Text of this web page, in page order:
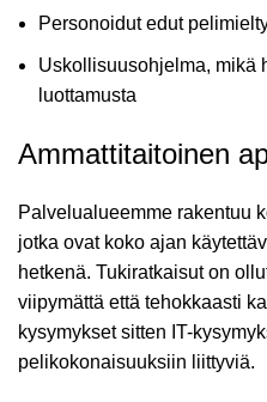
Personoidut edut
Uskollisuusohjelma, mikä
luottamusta
Ammattitaitoinen
Palvelualueemme rakentuu
jotka ovat koko ajan
hetkenä. Tukiratkaisut on
viipymättä että tehokkaasti
kysymykset sitten IT-
pelikokonaisuuksiin liittyviä.